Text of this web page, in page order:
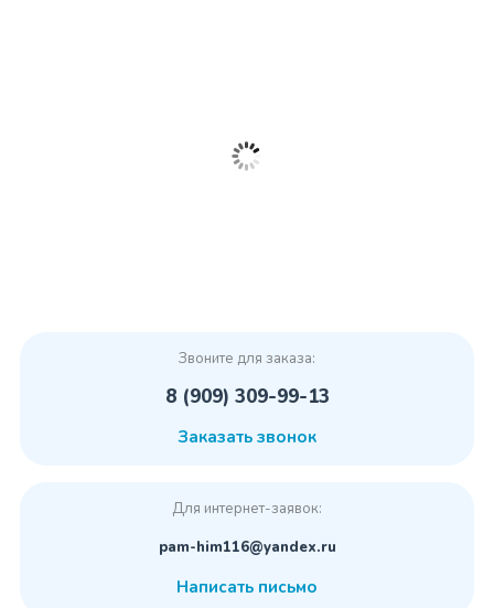
Звоните для заказа:
8 (909) 309-99-13
Заказать звонок
Для интернет-заявок:
pam-him116@yandex.ru
Написать письмо